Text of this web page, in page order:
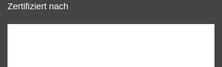
Zertifiziert nach